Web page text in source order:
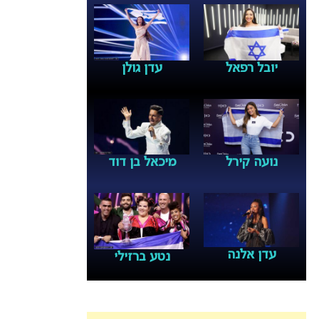
יובל רפאל עדן גולן
נועה קירל מיכאל בן דוד
עדן אלנה נטע ברזילי